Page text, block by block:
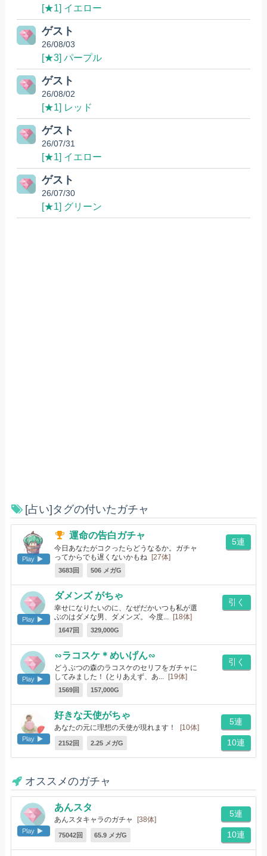
[★1] イエロー
ゲスト
26/08/03
[★3] パープル
ゲスト
26/08/02
[★1] レッド
ゲスト
26/07/31
[★1] イエロー
ゲスト
26/07/30
[★1] グリーン
[占い]タグの付いたガチャ
Play
運命の告白ガチャ
今日あなたがコクったらどうなるか。ガチャ
ってからでも遅くないかもね [27体]
3683回 506 メガG
5連
Play
ダメンズ がちゃ
幸せになりたいのに、なぜだかいつも私が選
ぶのはダメな男、ダメンズ。 今度...
[18体]
1647回 329,000G
引く
Play
∽ラコスケ＊めいげん∽
どうぶつの森のラコスケのセリフをガチャに
してみました！ (とりあえず、あ...
[19体]
1569回 157,000G
引く
Play
好きな天使がちゃ
あなたの元に理想の天使が現れます！ [10体]
2152回 2.25 メガG
5連
10連
オススメのガチャ
Play
あんスタ
あんスタキャラのガチャ [38体]
75042回 65.9 メガG
5連
10連